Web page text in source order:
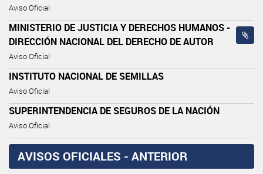
Aviso Oficial
MINISTERIO DE JUSTICIA Y DERECHOS HUMANOS -
DIRECCIÓN NACIONAL DEL DERECHO DE AUTOR
Aviso Oficial
INSTITUTO NACIONAL DE SEMILLAS
Aviso Oficial
SUPERINTENDENCIA DE SEGUROS DE LA NACIÓN
Aviso Oficial
AVISOS OFICIALES - ANTERIOR